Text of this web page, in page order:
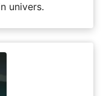
univers.